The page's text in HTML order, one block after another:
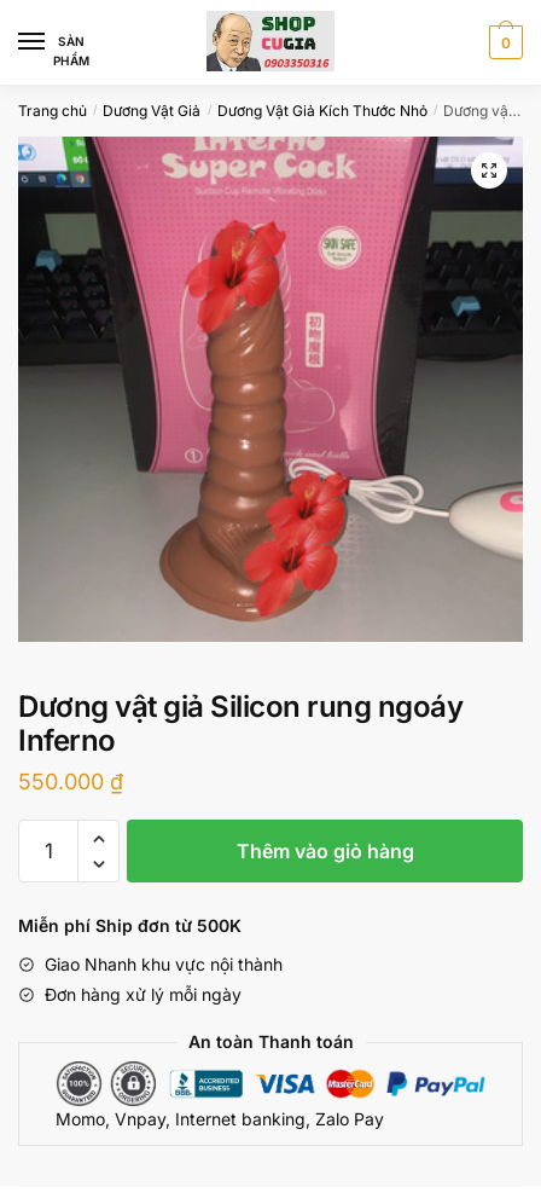
navigation
content
SÀN
PHẨM
0
Trang chủ / Dương Vật Giả / Dương Vật Giả Kích Thước Nhỏ / Dương vật giả Silicon rung ngoáy Inferno
Dương vật giả Silicon rung ngoáy
Inferno
550.000 ₫
Silicon
ngoáy
Inferno
lượng
Thêm vào giỏ hàng
Miễn phí Ship đơn từ 500K
Giao Nhanh khu vực nội thành
Đơn hàng xử lý mỗi ngày
An toàn Thanh toán
Momo, Vnpay, Internet banking, Zalo Pay